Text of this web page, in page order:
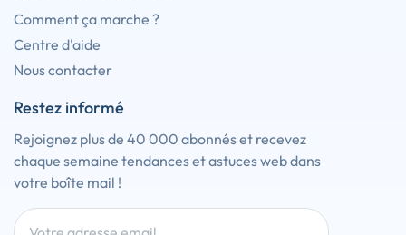
Comment ça marche ?
Centre d'aide
Nous contacter
Restez informé
Rejoignez plus de 40 000 abonnés et recevez
chaque semaine tendances et astuces web dans
votre boîte mail !